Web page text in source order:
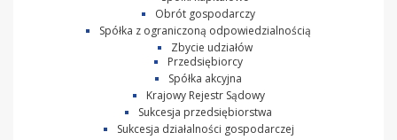
Obrót gospodarczy
Spółka z ograniczoną odpowiedzialnością
Zbycie udziałów
Przedsiębiorcy
Spółka akcyjna
Krajowy Rejestr Sądowy
Sukcesja przedsiębiorstwa
Sukcesja działalności gospodarczej